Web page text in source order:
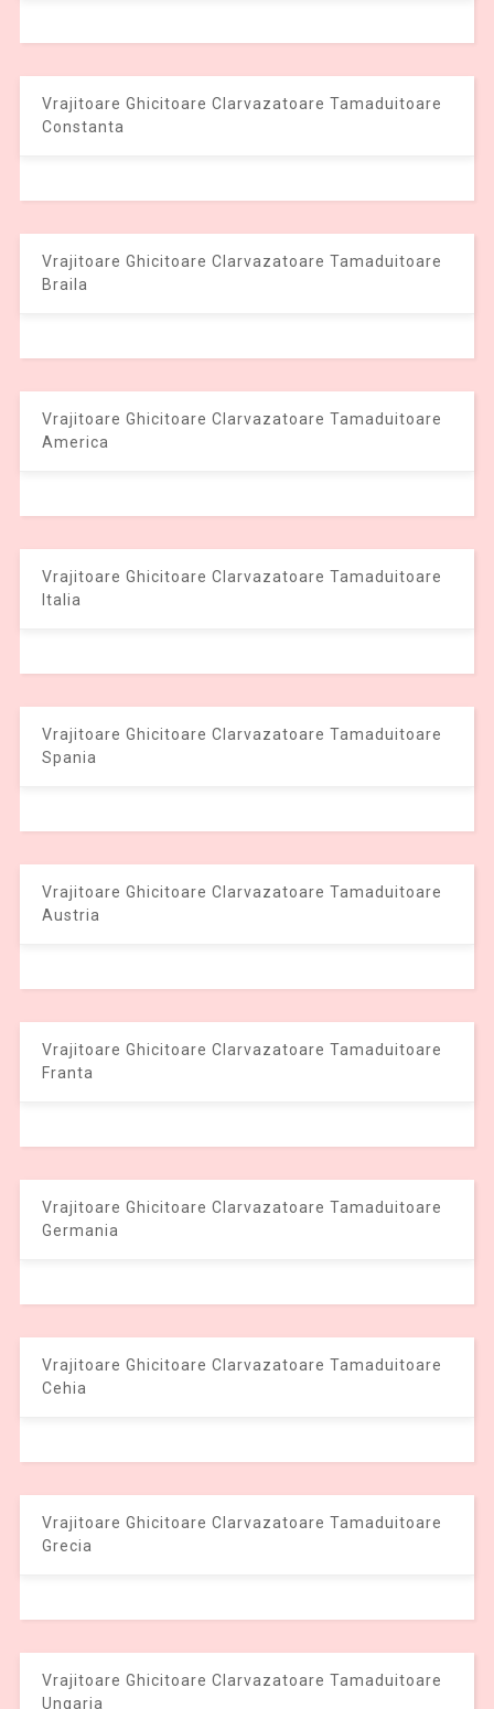
Vrajitoare Ghicitoare Clarvazatoare Tamaduitoare
Constanta
Vrajitoare Ghicitoare Clarvazatoare Tamaduitoare
Braila
Vrajitoare Ghicitoare Clarvazatoare Tamaduitoare
America
Vrajitoare Ghicitoare Clarvazatoare Tamaduitoare
Italia
Vrajitoare Ghicitoare Clarvazatoare Tamaduitoare
Spania
Vrajitoare Ghicitoare Clarvazatoare Tamaduitoare
Austria
Vrajitoare Ghicitoare Clarvazatoare Tamaduitoare
Franta
Vrajitoare Ghicitoare Clarvazatoare Tamaduitoare
Germania
Vrajitoare Ghicitoare Clarvazatoare Tamaduitoare
Cehia
Vrajitoare Ghicitoare Clarvazatoare Tamaduitoare
Grecia
Vrajitoare Ghicitoare Clarvazatoare Tamaduitoare
Ungaria